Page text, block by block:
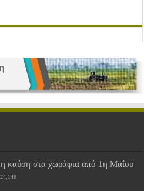
η καύση στα χωράφια από 1η Μαΐου
24,148